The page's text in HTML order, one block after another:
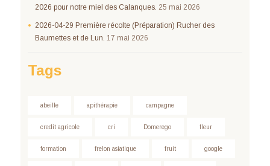
2026 pour notre miel des Calanques. 25 mai 2026
2026-04-29 Première récolte (Préparation) Rucher des
Baumettes et de Lun. 17 mai 2026
Tags
abeille apithérapie campagne
credit agricole cri Domerego fleur
formation frelon asiatique fruit google